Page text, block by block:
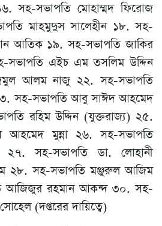
সহ-সভাপতি মোহাম্মদ ফিরোজ
মাহমুদুস সালেহীন ১৮. সহ-
আতিক ১৯. সহ-সভাপতি জাকির
এইচ এম তসলিম উদ্দিন
আলম নাজু ২২. সহ-সভাপতি
সহ-সভাপতি আবু সাঈদ আহমেদ
রহিম উদ্দিন (যুক্তরাজ্য) ২৫.
আহমেদ মুন্না ২৬. সহ-সভাপতি
সহ-সভাপতি ডা. লোহানী
২৮. সহ-সভাপতি মঞ্জুরুল আজিম
আজিজুর রহমান আকন্দ ৩০. সহ-
(দপ্তরের দায়িত্বে)